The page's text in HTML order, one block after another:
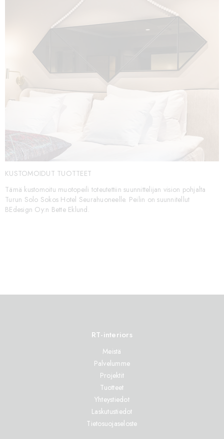
KUSTOMOIDUT TUOTTEET
Tämä kustomoitu muotopeili toteutettiin suunnittelijan vision pohjalta
Turun Solo Sokos Hotel Seurahuoneelle. Peilin on suunnitellut
BEdesign Oy:n Bette Eklund.
RT-interiors
Meistä
Palvelumme
Projektit
Tuotteet
Yhteystiedot
Laskutustiedot
Tietosuojaseloste